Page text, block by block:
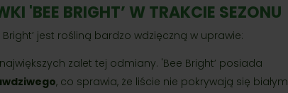
'BEE BRIGHT’ W TRAKCIE SEZONU
jest rośliną bardzo wdzięczną w uprawie:
zalet tej odmiany. 'Bee Bright’ posiada
, co sprawia, że liście nie pokrywają się białym